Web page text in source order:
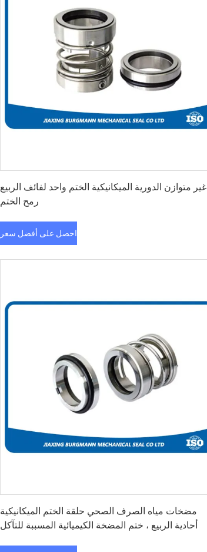
غير متوازن الدورية الميكانيكية الختم واحد لفائف الربيع
رمح الختم
احصل على أفضل سعر
مضخات مياه الصرف الصحي حلقة الختم الميكانيكية
أحادية الربيع ، ختم المضخة الكيميائية المسببة للتآكل